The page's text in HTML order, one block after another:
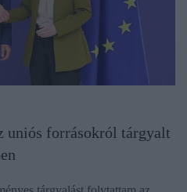
uniós forrásokról tárgyalt